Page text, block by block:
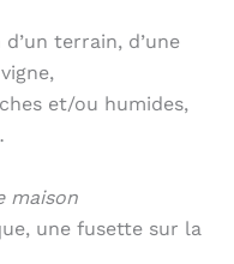
terrain, d’une
et/ou humides,
maison
une fusette sur la